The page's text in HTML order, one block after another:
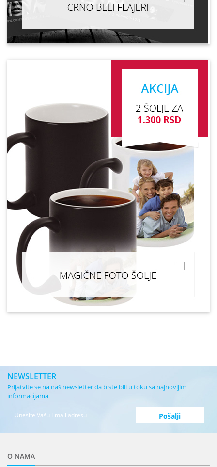
NEWSLETTER
Prijatvite se na naš newsletter da biste bili u toku sa najnovijim
informacijama
O NAMA